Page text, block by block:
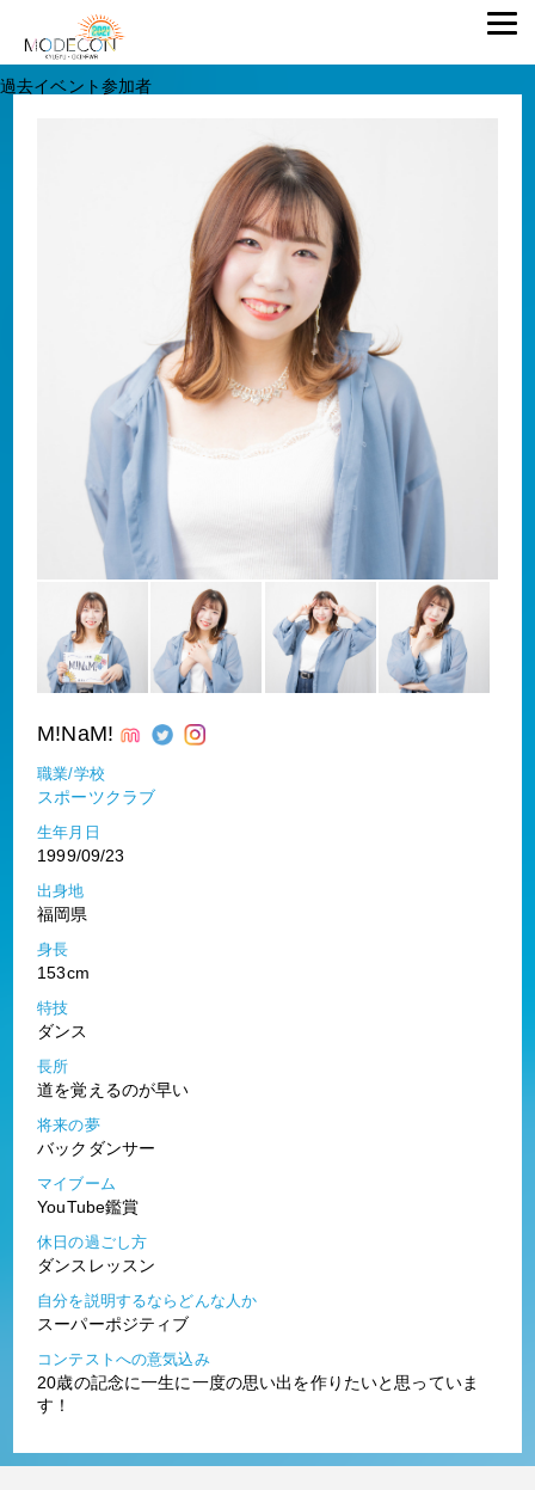
過去イベント参加者
M!NaM!
職業/学校
スポーツクラブ
生年月日
1999/09/23
出身地
福岡県
身長
153cm
特技
ダンス
長所
道を覚えるのが早い
将来の夢
バックダンサー
マイブーム
YouTube鑑賞
休日の過ごし方
ダンスレッスン
自分を説明するならどんな人か
スーパーポジティブ
コンテストへの意気込み
20歳の記念に一生に一度の思い出を作りたいと思っていま
す！